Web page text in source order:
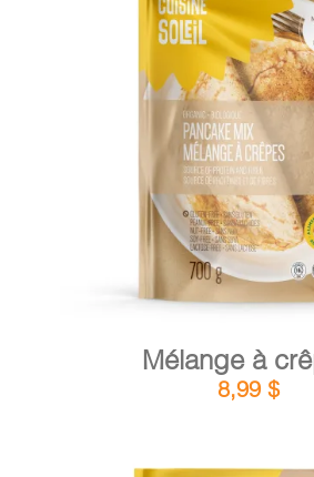
AJOUTER AU PANIER
Mélange à
8,99 $